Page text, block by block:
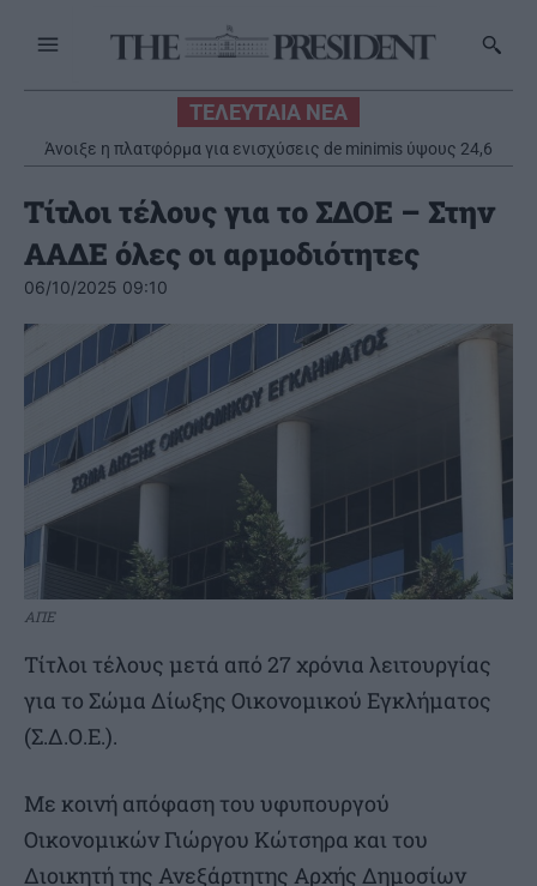
ΤΕΛΕΥΤΑΙΑ ΝΕΑ
Άνοιξε η πλατφόρμα για ενισχύσεις de minimis ύψους 24,6
εκατ. ευρώ σε παραγωγούς
Τίτλοι τέλους για το ΣΔΟΕ – Στην
ΑΑΔΕ όλες οι αρμοδιότητες
06/10/2025 09:10
ΑΠΕ
Τίτλοι τέλους μετά από 27 χρόνια λειτουργίας
για το Σώμα Δίωξης Οικονομικού Εγκλήματος
(Σ.Δ.Ο.Ε.).
Με κοινή απόφαση του υφυπουργού
Οικονομικών Γιώργου Κώτσηρα και του
Διοικητή της Ανεξάρτητης Αρχής Δημοσίων